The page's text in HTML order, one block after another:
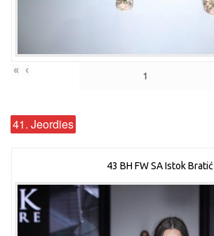
« ‹
41. Jeordies
43 BH FW SA Istok Bratić